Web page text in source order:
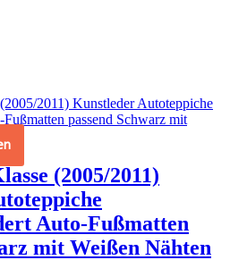
(2005/2011)
Auto-Fußmatten
mit Weißen Nähten